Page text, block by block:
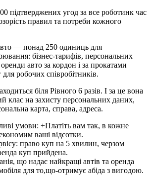
підтверджених угод за все роботинк час
правил та потреби кожного
авто — понад 250 одиниць для
бізнес-тарифів, персональних
авто за кордон і за прокатами
робочих співробітників.
біля Рівного 6 разів. І за це вона
клас на захисту персональних даних,
карта, справа, адреса.
умови: +Платіть вам так, в кожне
ваші відсотки.
право куп на 5 хвилин, черзом
куп прийдена.
що надає найкращі автів та оренда
для то,що-отримує абіда з вигодою.